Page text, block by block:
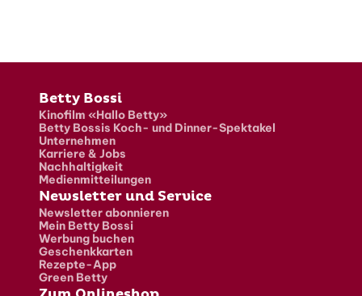
Fusszeile
Betty Bossi
Kinofilm «Hallo Betty»
Betty Bossis Koch- und Dinner-Spektakel
Unternehmen
Karriere & Jobs
Nachhaltigkeit
Medienmitteilungen
Newsletter und Service
Newsletter abonnieren
Mein Betty Bossi
Werbung buchen
Geschenkkarten
Rezepte-App
Green Betty